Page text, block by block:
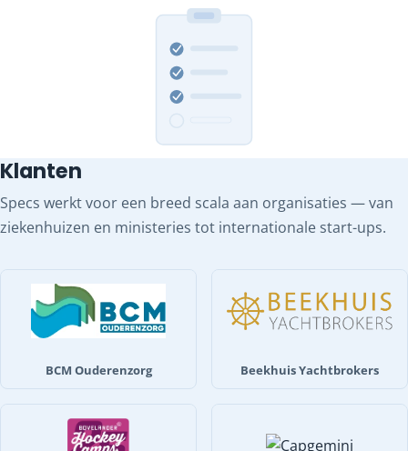
Klanten
Specs werkt voor een breed scala aan organisaties — van
ziekenhuizen en ministeries tot internationale start-ups.
BCM Ouderenzorg Beekhuis Yachtbrokers